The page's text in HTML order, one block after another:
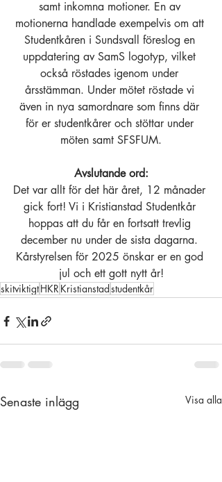
samt inkomna motioner. En av
motionerna handlade exempelvis om att
Studentkåren i Sundsvall föreslog en
uppdatering av SamS logotyp, vilket
också röstades igenom under
årsstämman. Under mötet röstade vi
även in nya samordnare som finns där
för er studentkårer och stöttar under
möten samt SFSFUM.
Avslutande ord:
Det var allt för det här året, 12 månader
gick fort! Vi i Kristianstad Studentkår
hoppas att du får en fortsatt trevlig
december nu under de sista dagarna.
Kårstyrelsen för 2025 önskar er en god
jul och ett gott nytt år!
skitviktigtHKR Kristianstadstudentkår
Senaste inlägg Visa alla